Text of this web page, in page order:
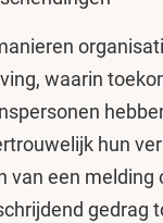
waarin
hun
van een
gedrag